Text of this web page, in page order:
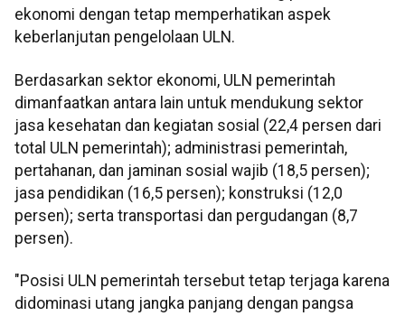
ekonomi dengan tetap memperhatikan aspek
keberlanjutan pengelolaan ULN.
Berdasarkan sektor ekonomi, ULN pemerintah
dimanfaatkan antara lain untuk mendukung sektor
jasa kesehatan dan kegiatan sosial (22,4 persen dari
total ULN pemerintah); administrasi pemerintah,
pertahanan, dan jaminan sosial wajib (18,5 persen);
jasa pendidikan (16,5 persen); konstruksi (12,0
persen); serta transportasi dan pergudangan (8,7
persen).
"Posisi ULN pemerintah tersebut tetap terjaga karena
didominasi utang jangka panjang dengan pangsa